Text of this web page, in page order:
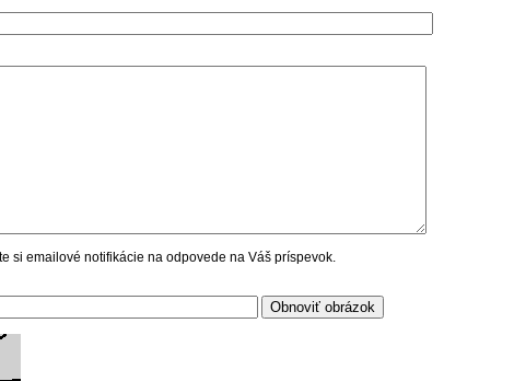
si emailové notifikácie na odpovede na Váš príspevok.